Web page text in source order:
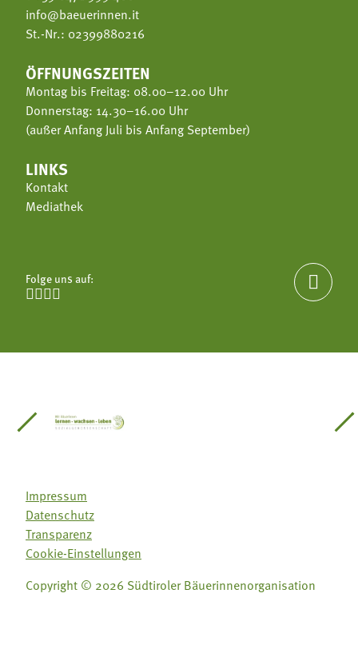
info@baeuerinnen.it
St.-Nr.: 02399880216
ÖFFNUNGSZEITEN
Montag bis Freitag: 08.00–12.00 Uhr
Donnerstag: 14.30–16.00 Uhr
(außer Anfang Juli bis Anfang September)
LINKS
Kontakt
Mediathek
Folge uns auf:


Südtirol
Gärtnervereinigung
Sozialgenossenschaft Mit Bäuerinnen lernen -
Lebensberatung für dieAus unserer
Impressum
Datenschutz
Transparenz
Cookie-Einstellungen
Copyright © 2026 Südtiroler Bäuerinnenorganisation